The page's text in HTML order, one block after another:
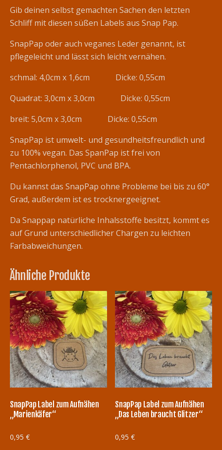
Gib deinen selbst gemachten Sachen den letzten
Schliff mit diesen süßen Labels aus Snap Pap.
SnapPap oder auch veganes Leder genannt, ist
pflegeleicht und lässt sich leicht vernähen.
schmal: 4,0cm x 1,6cm Dicke: 0,55cm
Quadrat: 3,0cm x 3,0cm Dicke: 0,55cm
breit: 5,0cm x 3,0cm Dicke: 0,55cm
SnapPap ist umwelt- und gesundheitsfreundlich und
zu 100% vegan. Das SpanPap ist frei von
Pentachlorphenol, PVC und BPA.
Du kannst das SnapPap ohne Probleme bei bis zu 60°
Grad, außerdem ist es trocknergeeignet.
Da Snappap natürliche Inhalsstoffe besitzt, kommt es
auf Grund unterschiedlicher Chargen zu leichten
Farbabweichungen.
Ähnliche Produkte
SnapPap Label zum Aufnähen
„Marienkäfer“
0,95 €
SnapPap Label zum Aufnähen
„Das Leben braucht Glitzer“
0,95€